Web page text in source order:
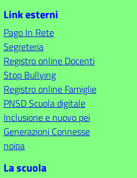
Link esterni
Pago In Rete
Segreteria
Registro online Docenti
Stop Bullying
Registro online Famiglie
PNSD Scuola digitale
Inclusione e nuovo pei
Generazioni Connesse
noipa
La scuola